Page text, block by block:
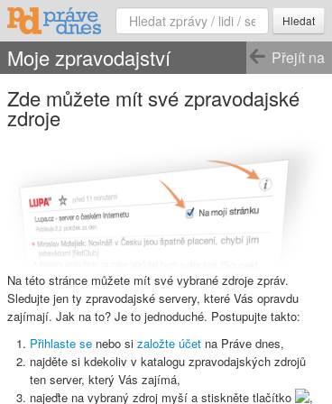
Hledat
Přejít na
Moje zpravodajství
Zde můžete mít své zpravodajské
zdroje
Na této stránce můžete mít své vybrané zdroje zpráv.
Sledujte jen ty zpravodajské servery, které Vás opravdu
zajímají. Jak na to? Je to jednoduché. Postupujte takto:
Přihlaste se nebo si založte účet na Práve dnes,
najděte si kdekoliv v katalogu zpravodajských zdrojů
ten server, který Vás zajímá,
najeďte na vybraný zdroj myší a stiskněte tlačítko ,